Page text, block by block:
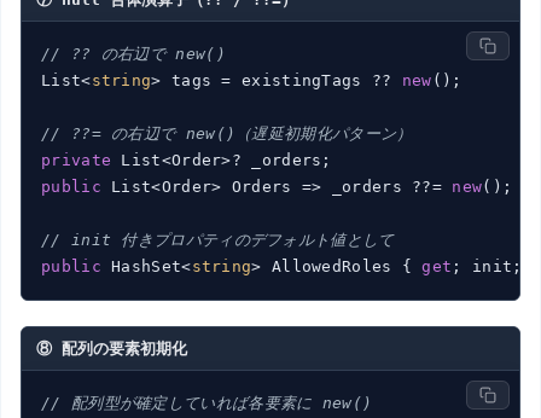
// ?? の右辺で new()
List<string> tags = existingTags ?? new ();
// ??= の右辺で new()（遅延初期化パターン）
private
public List<Order> Orders => _orders ??= new();
// init 付きプロパティのデフォルト値として
public HashSet<string> AllowedRoles { get ; init;
⑧ 配列の要素初期化
// 配列型が確定していれば各要素に new()